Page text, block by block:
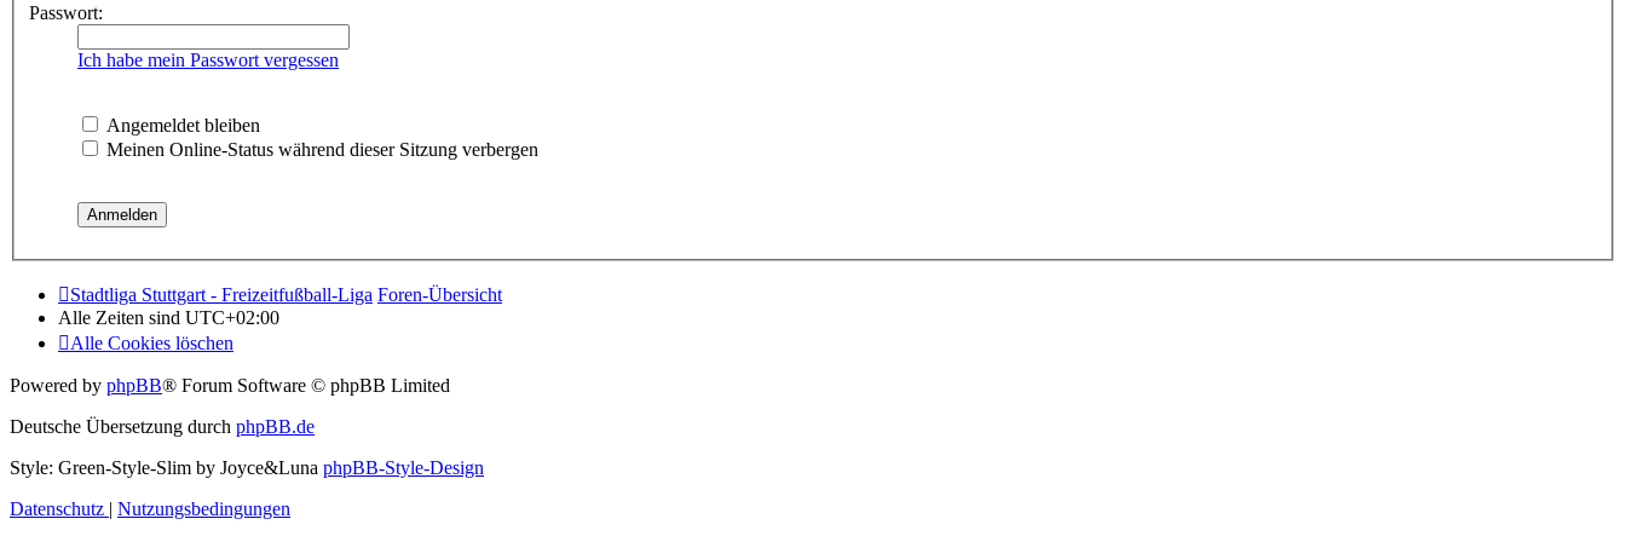
Passwort:
Ich habe mein Passwort vergessen
Angemeldet bleiben
Meinen Online-Status während dieser Sitzung verbergen
Stadtliga Stuttgart - Freizeitfußball-Liga Foren-Übersicht
Alle Zeiten sind UTC+02:00
Alle Cookies löschen
Powered by phpBB® Forum Software © phpBB Limited
Deutsche Übersetzung durch phpBB.de
Style: Green-Style-Slim by Joyce&Luna phpBB-Style-Design
Datenschutz | Nutzungsbedingungen